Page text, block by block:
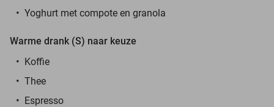
Yoghurt met compote en granola
Warme drank (S) naar keuze
Koffie
Thee
Espresso